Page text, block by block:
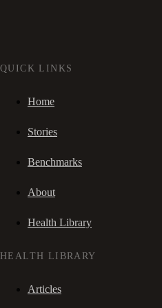
QUICK LINKS
Home
Stories
Benchmarks
About
Health Library
HEALTH LIBRARY
Articles